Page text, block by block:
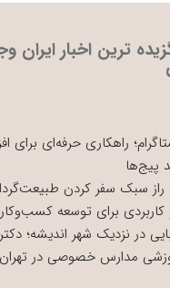
ترین اخبار ایران
راهکاری حرفه‌ای برای
پیج‌ها
راز سبک سفر کردن
کاربردی برای توسعه
در نزدیک شهر اندیشه؛
مدارس خصوصی در تهران